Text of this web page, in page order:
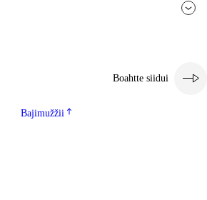
Boahtte siidui
Bajimužžii